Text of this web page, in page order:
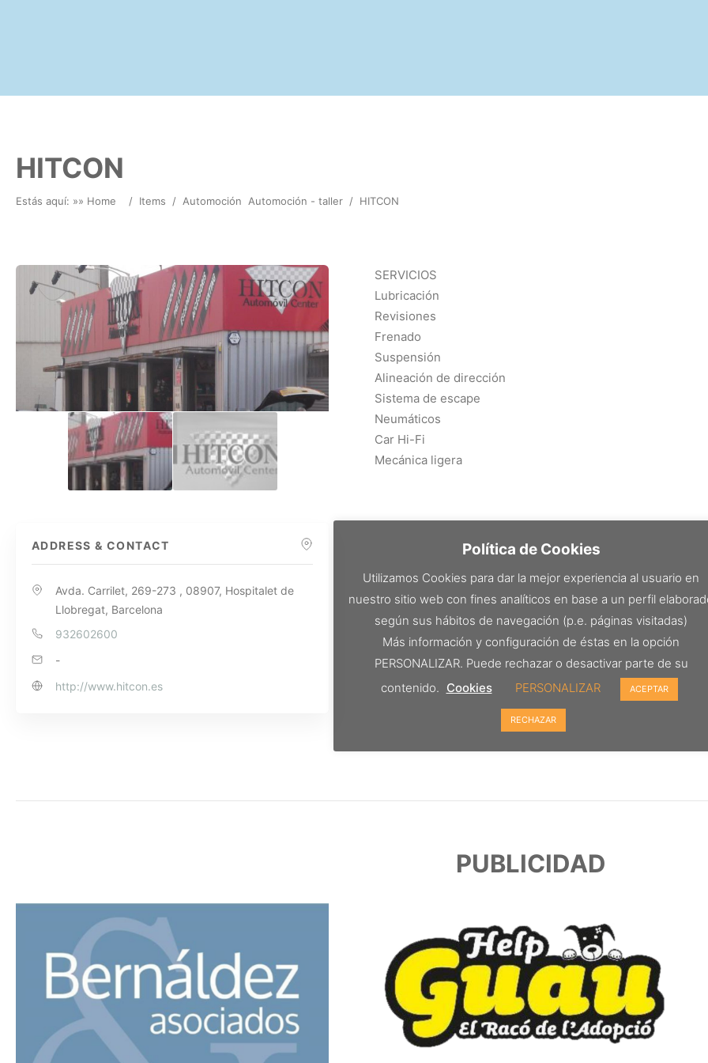
HITCON
Estás aquí: »» Home / Items / Automoción Automoción - taller / HITCON
ADDRESS & CONTACT
Avda. Carrilet, 269-273 , 08907, Hospitalet de
Llobregat, Barcelona
932602600
-
http://www.hitcon.es
SERVICIOS
Lubricación
Revisiones
Frenado
Suspensión
Alineación de dirección
Sistema de escape
Neumáticos
Car Hi-Fi
Mecánica ligera
PUBLICIDAD
Política de Cookies
Utilizamos Cookies para dar la mejor experiencia al usuario en
nuestro sitio web con fines analíticos en base a un perfil
según sus hábitos de navegación (p.e. páginas visitadas)
Más información y configuración de éstas en la opción
PERSONALIZAR. Puede rechazar o desactivar parte de su
contenido. Cookies PERSONALIZAR ACEPTAR
RECHAZAR